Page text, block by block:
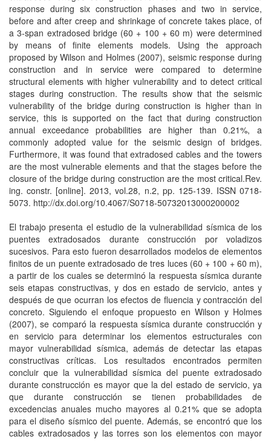
response during six construction phases and two in service,
before and after creep and shrinkage of concrete takes place, of
a 3-span extradosed bridge (60 + 100 + 60 m) were determined
by means of finite elements models. Using the approach
proposed by Wilson and Holmes (2007), seismic response during
construction and in service were compared to determine
structural elements with higher vulnerability and to detect critical
stages during construction. The results show that the seismic
vulnerability of the bridge during construction is higher than in
service, this is supported on the fact that during construction
annual exceedance probabilities are higher than 0.21%, a
commonly adopted value for the seismic design of bridges.
Furthermore, it was found that extradosed cables and the towers
are the most vulnerable elements and that the stages before the
closure of the bridge during construction are the most critical.Rev.
ing. constr. [online]. 2013, vol.28, n.2, pp. 125-139. ISSN 0718-
5073. http://dx.doi.org/10.4067/S0718-50732013000200002
El trabajo presenta el estudio de la vulnerabilidad sísmica de los
puentes extradosados durante construcción por voladizos
sucesivos. Para esto fueron desarrollados modelos de elementos
finitos de un puente extradosado de tres luces (60 + 100 + 60 m),
a partir de los cuales se determinó la respuesta sísmica durante
seis etapas constructivas, y dos en estado de servicio, antes y
después de que ocurran los efectos de fluencia y contracción del
concreto. Siguiendo el enfoque propuesto en Wilson y Holmes
(2007), se comparó la respuesta sísmica durante construcción y
en servicio para determinar los elementos estructurales con
mayor vulnerabilidad sísmica, además de detectar las etapas
constructivas críticas. Los resultados encontrados permiten
concluir que la vulnerabilidad sísmica del puente extradosado
durante construcción es mayor que la del estado de servicio, ya
que durante construcción se tienen probabilidades de
excedencias anuales mucho mayores al 0.21% que se adopta
para el diseño sísmico del puente. Además, se encontró que los
cables extradosados y las torres son los elementos con mayor